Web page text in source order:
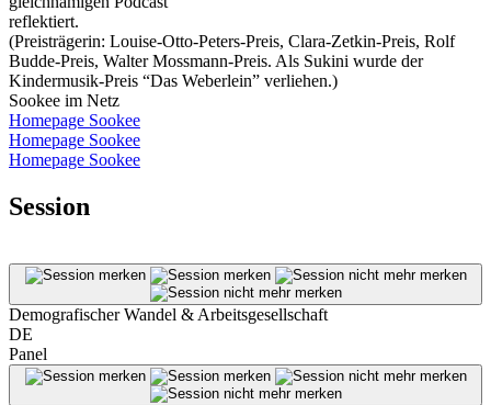
reflektiert.
(Preisträgerin: Louise-Otto-Peters-Preis, Clara-Zetkin-Preis, Rolf
Budde-Preis, Walter Mossmann-Preis. Als Sukini wurde der
Kindermusik-Preis “Das Weberlein” verliehen.)
Sookee im Netz
Homepage Sookee
Homepage Sookee
Homepage Sookee
Session
Demografischer Wandel & Arbeitsgesellschaft
DE
Panel